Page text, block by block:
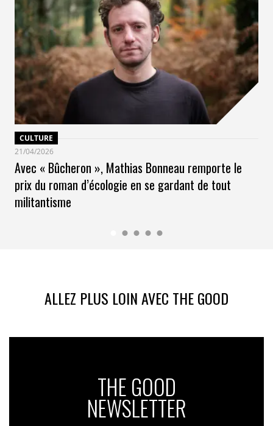
CULTURE
21/04/2026
Avec « Bûcheron », Mathias Bonneau remporte le
prix du roman d’écologie en se gardant de tout
militantisme
ALLEZ PLUS LOIN AVEC THE GOOD
THE GOOD
NEWSLETTER